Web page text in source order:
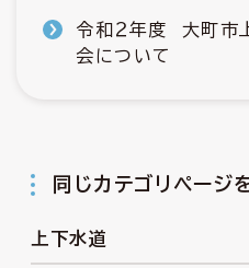
令和２年度 大町市
会について
同じカテゴリページ
上下水道